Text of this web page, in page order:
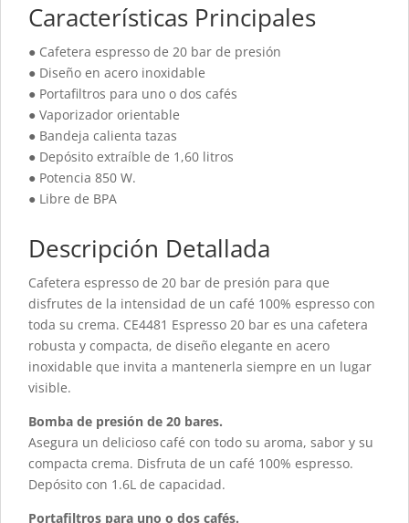
Características Principales
● Cafetera espresso de 20 bar de presión
● Diseño en acero inoxidable
● Portafiltros para uno o dos cafés
● Vaporizador orientable
● Bandeja calienta tazas
● Depósito extraíble de 1,60 litros
● Potencia 850 W.
● Libre de BPA
Descripción Detallada
Cafetera espresso de 20 bar de presión para que
disfrutes de la intensidad de un café 100% espresso con
toda su crema. CE4481 Espresso 20 bar es una cafetera
robusta y compacta, de diseño elegante en acero
inoxidable que invita a mantenerla siempre en un lugar
visible.
Bomba de presión de 20 bares.
Asegura un delicioso café con todo su aroma, sabor y su
compacta crema. Disfruta de un café 100% espresso.
Depósito con 1.6L de capacidad.
Portafiltros para uno o dos cafés.